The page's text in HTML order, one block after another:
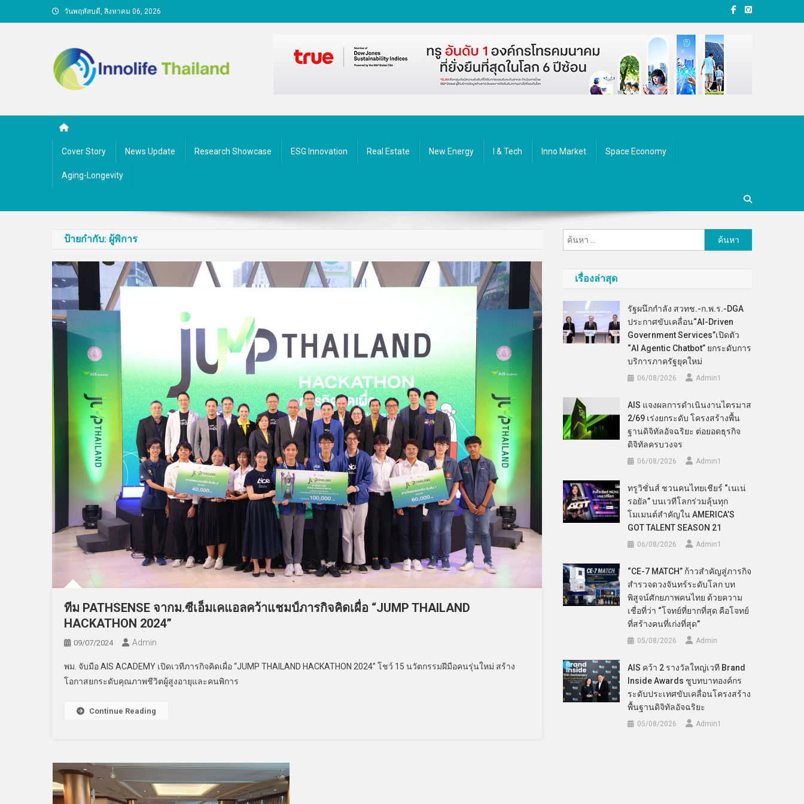
to
วันพฤหัสบดี, สิงหาคม 06, 2026
Cover Story News Update Research Showcase ESG Innovation Real Estate New Energy I & Tech Inno Market Space Economy
Aging-Longevity
ป้ายกำกับ: ผู้พิการ
ทีม PATHSENSE จากม.ซีเอ็มเคแอลคว้าแชมป์ภารกิจคิดเผื่อ “JUMP THAILAND
HACKATHON 2024”
09/07/2024 Admin
พม. จับมือ AIS ACADEMY เปิดเวทีภารกิจคิดเผื่อ “JUMP THAILAND HACKATHON 2024” โชว์ 15 นวัตกรรมฝีมือคนรุ่นใหม่ สร้าง
โอกาสยกระดับคุณภาพชีวิตผู้สูงอายุและคนพิการ
Continue Reading
ค้นหา
สำหรับ:
เรื่องล่าสุด
รัฐผนึกกำลัง สวทช.-ก.พ.ร.-DGA
ประกาศขับเคลื่อน“AI-Driven
Government Services”เปิดตัว
“AI Agentic Chatbot” ยกระดับการ
บริการภาครัฐยุคใหม่
06/08/2026 Admin​1
AIS แจงผลการดำเนินงานไตรมาส
2/69 เร่งยกระดับ โครงสร้างพื้น
ฐานดิจิทัลอัจฉริยะ ต่อยอดธุรกิจ
ดิจิทัลครบวงจร
06/08/2026 Admin​1
ทรูวิชั่นส์ ชวนคนไทยเชียร์ “เนเน่
รอยัล” บนเวทีโลกร่วมลุ้นทุก
โมเมนต์สำคัญใน AMERICA’S
GOT TALENT SEASON 21
06/08/2026 Admin​1
“CE-7 MATCH” ก้าวสำคัญสู่ภารกิจ
สำรวจดวงจันทร์ระดับโลก บท
พิสูจน์ศักยภาพคนไทย ด้วยความ
เชื่อที่ว่า “โจทย์ที่ยากที่สุด คือโจทย์
ที่สร้างคนที่เก่งที่สุด”
05/08/2026 Admin
AIS คว้า 2 รางวัลใหญ่เวที Brand
Inside Awards ชูบทบาทองค์กร
ระดับประเทศขับเคลื่อนโครงสร้าง
พื้นฐานดิจิทัลอัจฉริยะ
05/08/2026 Admin​1